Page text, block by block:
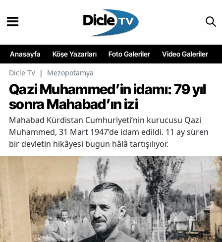
Anasayfa Köşe Yazarları Foto Galeriler Video Galeriler
Dicle TV | Mezopotamya
Qazi Muhammed’in idamı: 79 yıl
sonra Mahabad’ın izi
Mahabad Kürdistan Cumhuriyeti’nin kurucusu Qazi
Muhammed, 31 Mart 1947’de idam edildi. 11 ay süren
bir devletin hikâyesi bugün hâlâ tartışılıyor.